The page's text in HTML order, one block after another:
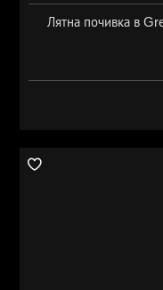
Лятна почивка в